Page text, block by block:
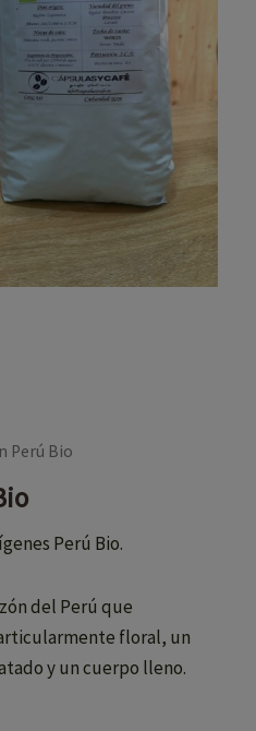
Perú Bio
Perú Bio.
del Perú que
floral, un
y un cuerpo lleno.
€